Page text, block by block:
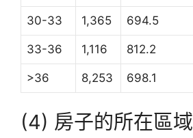
30-33 1,365 694.5
33-36 1,116 812.2
>36 8,253 698.1
(4) 房子的所在區域